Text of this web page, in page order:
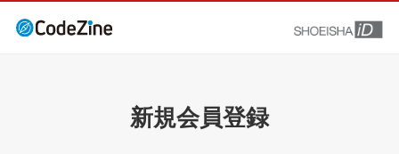
新規会員登録